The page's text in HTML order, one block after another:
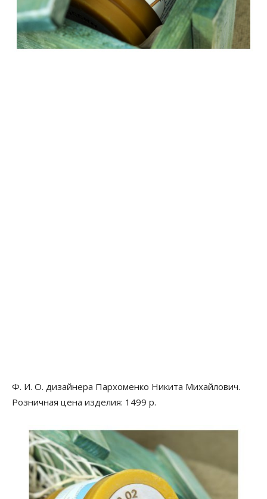
Ф. И. О. дизайнера Пархоменко Никита Михайлович.
Розничная цена изделия: 1499 р.